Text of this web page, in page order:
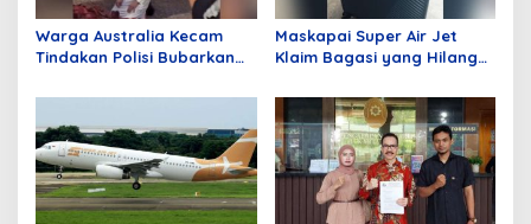
Warga Australia Kecam
Tindakan Polisi Bubarkan
Maskapai Super Air Jet
Klaim Bagasi yang Hilang
Tujuan Gratis